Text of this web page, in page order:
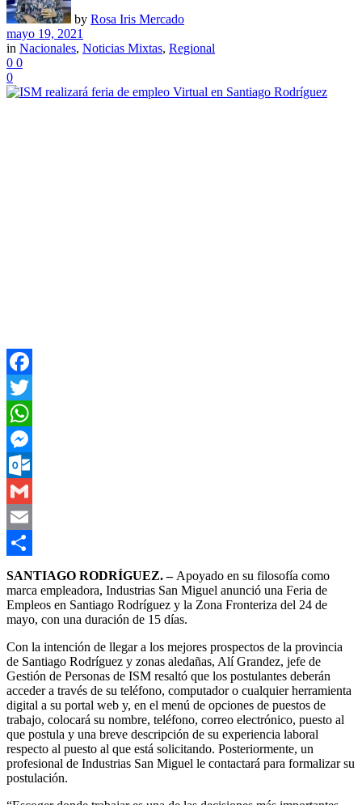
by Rosa Iris Mercado
mayo 19, 2021
in Nacionales, Noticias Mixtas, Regional
0 0
0
Facebook
Twitter
WhatsApp
Messenger
Outlook.com
Gmail
Email
Compartir
SANTIAGO RODRÍGUEZ. –Apoyado en su filosofía como
marca empleadora, Industrias San Miguel anunció una Feria de
Empleos en Santiago Rodríguez y la Zona Fronteriza del 24 de
mayo, con una duración de 15 días.
Con la intención de llegar a los mejores prospectos de la provincia
de Santiago Rodríguez y zonas aledañas, Alí Grandez, jefe de
Gestión de Personas de ISM resaltó que los postulantes deberán
acceder a través de su teléfono, computador o cualquier herramienta
digital a su portal web y, en el menú de opciones de puestos de
trabajo, colocará su nombre, teléfono, correo electrónico, puesto al
que postula y una breve descripción de su experiencia laboral
respecto al puesto al que está solicitando. Posteriormente, un
profesional de Industrias San Miguel le contactará para formalizar su
postulación.